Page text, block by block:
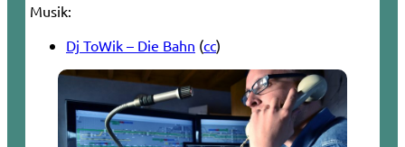
Musik:
Dj ToWik – Die Bahn (cc)